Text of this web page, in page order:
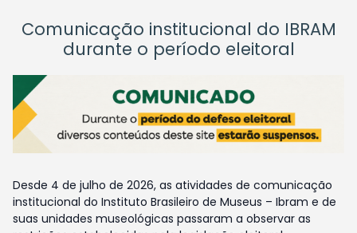
Comunicação institucional do IBRAM
durante o período eleitoral
Desde 4 de julho de 2026, as atividades de comunicação
institucional do Instituto Brasileiro de Museus – Ibram e de
suas unidades museológicas passaram a observar as